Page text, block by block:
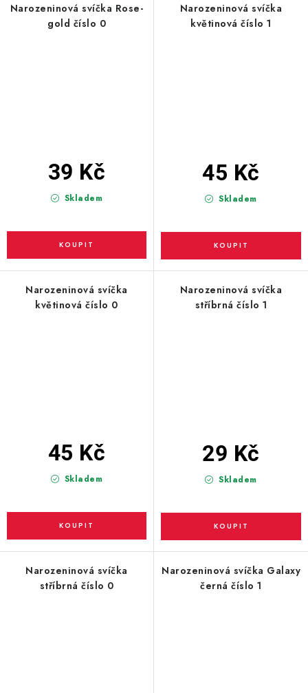
Narozeninová svíčka Rose-
gold číslo 0
Skladem
39 Kč
Narozeninová svíčka
květinová číslo 1
Skladem
45 Kč
Narozeninová svíčka
květinová číslo 0
Skladem
45 Kč
Narozeninová svíčka
stříbrná číslo 1
Skladem
29 Kč
Narozeninová svíčka
stříbrná číslo 0
Narozeninová svíčka Galaxy
černá číslo 1